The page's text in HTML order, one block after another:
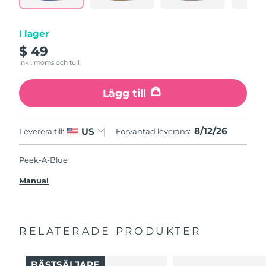
I lager
$ 49
Inkl. moms och tull
Lägg till
Leverera till: US Förväntad leverans: 8/12/26
Peek-A-Blue
Manual
RELATERADE PRODUKTER